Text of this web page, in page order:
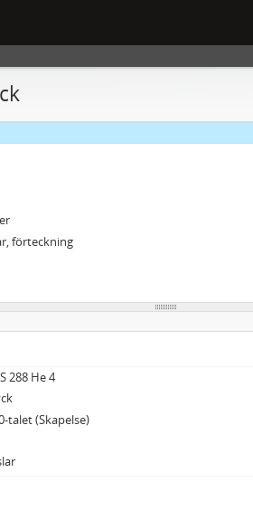
förteckning
288 He 4
talet (Skapelse)